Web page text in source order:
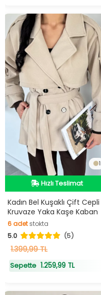
1
Hızlı Teslimat
Hızlı Teslimat
Kadın Bel Kuşaklı Çift Cepli
Kruvaze Yaka Kaşe Kaban
6adetstokta
6adetstokta
5.0 (5)
1.399,99 TL
Sepette 1.259,99 TL